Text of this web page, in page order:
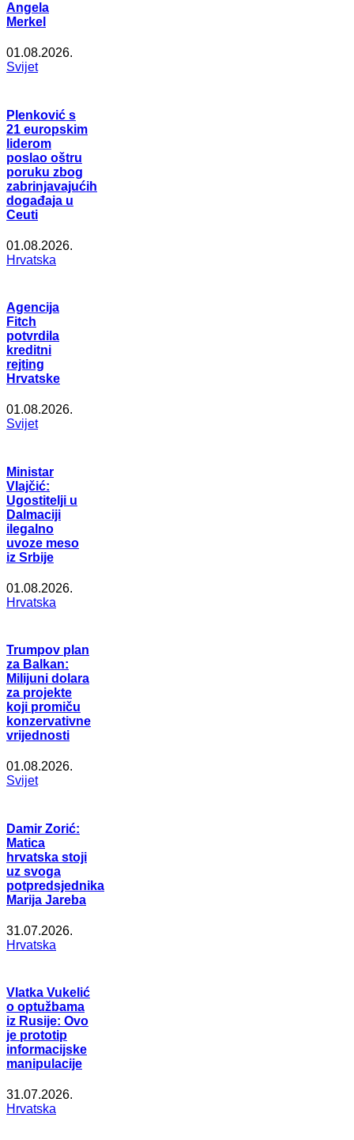
Angela
Merkel
01.08.2026.
Svijet
Plenković s
21 europskim
liderom
poslao oštru
poruku zbog
zabrinjavajućih
događaja u
Ceuti
01.08.2026.
Hrvatska
Agencija
Fitch
potvrdila
kreditni
rejting
Hrvatske
01.08.2026.
Svijet
Ministar
Vlajčić:
Ugostitelji u
Dalmaciji
ilegalno
uvoze meso
iz Srbije
01.08.2026.
Hrvatska
Trumpov plan
za Balkan:
Milijuni dolara
za projekte
koji promiču
konzervativne
vrijednosti
01.08.2026.
Svijet
Damir Zorić:
Matica
hrvatska stoji
uz svoga
potpredsjednika
Marija Jareba
31.07.2026.
Hrvatska
Vlatka Vukelić
o optužbama
iz Rusije: Ovo
je prototip
informacijske
manipulacije
31.07.2026.
Hrvatska